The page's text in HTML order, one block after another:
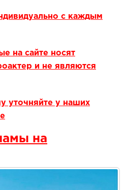
с каждым
на сайте носят
и не являются
уточняйте у наших
на